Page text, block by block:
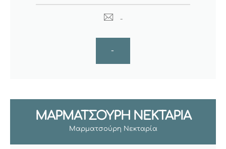
-
-
ΜΑΡΜΑΤΣΟΥΡΗ ΝΕΚΤΑΡΙΑ
Μαρματσούρη Νεκταρία